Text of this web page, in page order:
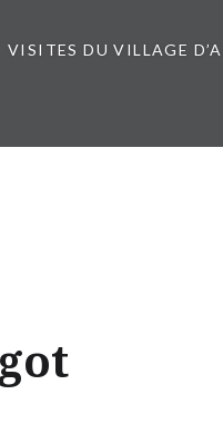
VISITES DU VILLAGE